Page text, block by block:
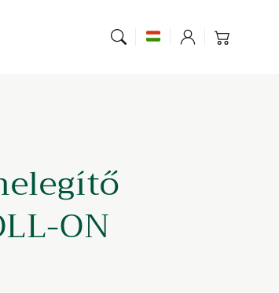
Bejelentkezés
Kosár
ON